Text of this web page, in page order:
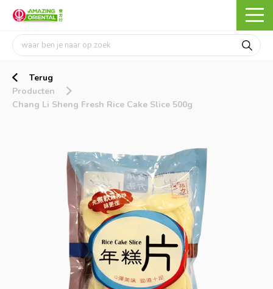
Terug
Producten
Chang Li Sheng Fresh Rice Cake Slice 500g